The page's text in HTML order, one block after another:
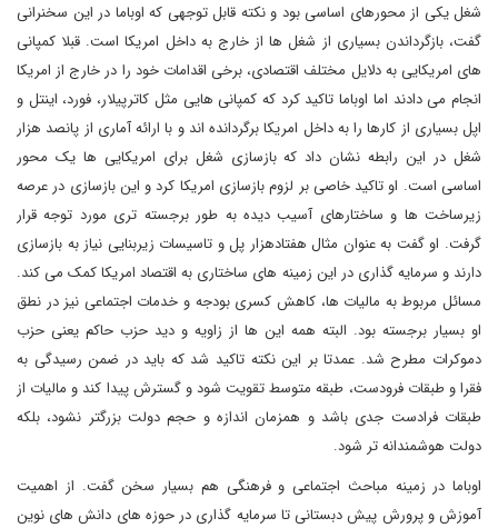
شغل یکی از محورهای اساسی بود و نکته قابل توجهی که اوباما در این سخنرانی
گفت، بازگرداندن بسیاری از شغل ها از خارج به داخل امریکا است. قبلا کمپانی
های امریکایی به دلایل مختلف اقتصادی، برخی اقدامات خود را در خارج از امریکا
انجام می دادند اما اوباما تاکید کرد که کمپانی هایی مثل کاترپیلار، فورد، اینتل و
اپل بسیاری از کارها را به داخل امریکا برگردانده اند و با ارائه آماری از پانصد هزار
شغل در این رابطه نشان داد که بازسازی شغل برای امریکایی ها یک محور
اساسی است. او تاکید خاصی بر لزوم بازسازی امریکا کرد و این بازسازی در عرصه
زیرساخت ها و ساختارهای آسیب دیده به طور برجسته تری مورد توجه قرار
گرفت. او گفت به عنوان مثال هفتادهزار پل و تاسیسات زیربنایی نیاز به بازسازی
دارند و سرمایه گذاری در این زمینه های ساختاری به اقتصاد امریکا کمک می کند.
مسائل مربوط به مالیات ها، کاهش کسری بودجه و خدمات اجتماعی نیز در نطق
او بسیار برجسته بود. البته همه این ها از زاویه و دید حزب حاکم یعنی حزب
دموکرات مطرح شد. عمدتا بر این نکته تاکید شد که باید در ضمن رسیدگی به
فقرا و طبقات فرودست، طبقه متوسط تقویت شود و گسترش پیدا کند و مالیات از
طبقات فرادست جدی باشد و همزمان اندازه و حجم دولت بزرگتر نشود، بلکه
دولت هوشمندانه تر شود.
اوباما در زمینه مباحث اجتماعی و فرهنگی هم بسیار سخن گفت. از اهمیت
آموزش و پرورش پیش دبستانی تا سرمایه گذاری در حوزه های دانش های نوین